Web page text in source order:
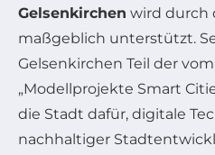
Gelsenkirchen wird durch
maßgeblich unterstützt.
Gelsenkirchen Teil der
„Modellprojekte Smart
die Stadt dafür, digitale
nachhaltiger